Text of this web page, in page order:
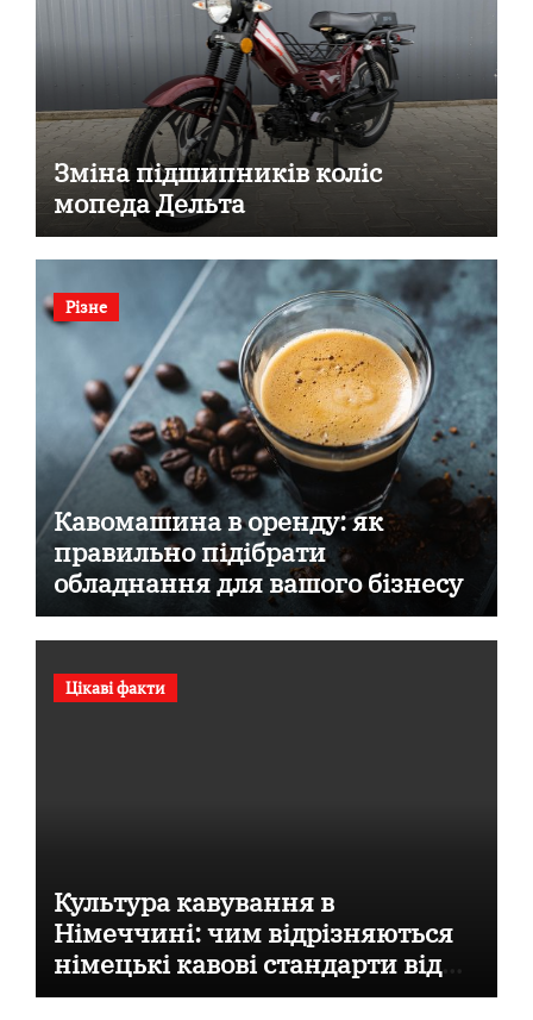
Зміна підшипників коліс
мопеда Дельта
Різне
Кавомашина в оренду: як
правильно підібрати
обладнання для вашого бізнесу
Цікаві факти
Культура кавування в
Німеччині: чим відрізняються
німецькі кавові стандарти від
італійських